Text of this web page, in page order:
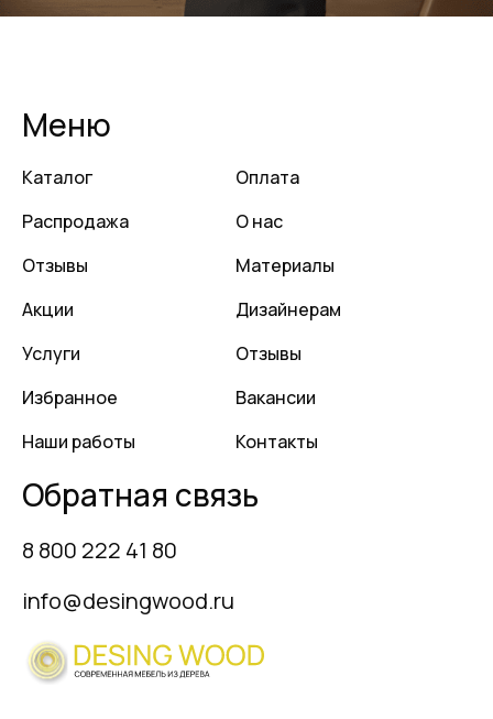
Меню
Каталог
Распродажа
Отзывы
Акции
Услуги
Избранное
Наши работы
Оплата
О нас
Материалы
Дизайнерам
Отзывы
Вакансии
Контакты
Обратная связь
8 800 222 41 80
info@desingwood.ru